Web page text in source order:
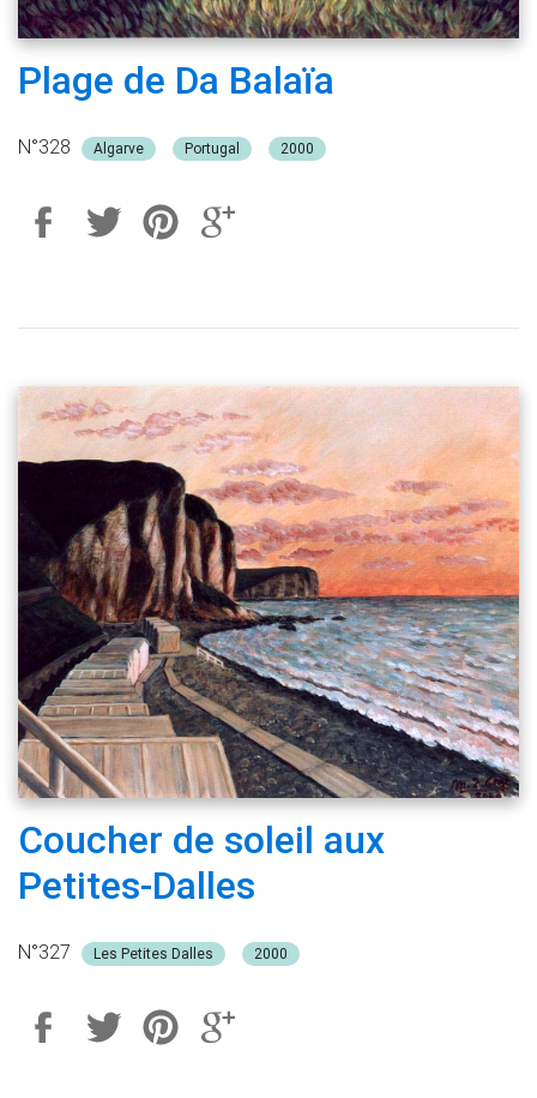
Plage de Da Balaïa
N°328 Algarve Portugal 2000
Coucher de soleil aux
Petites-Dalles
N°327 Les Petites Dalles 2000